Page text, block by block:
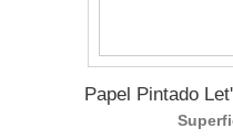
Papel Pintado